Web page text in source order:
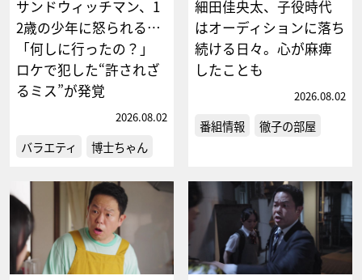
サンドウィッチマン、1
2歳の少年に怒られる…
「何しに行ったの？」
ロケで犯した“許されざ
るミス”が発覚
2026.08.02
バラエティ 博士ちゃん
細田佳央太、子役時代
はオーディションに落ち
続ける日々。心が麻痺
したことも
2026.08.02
番組情報 徹子の部屋